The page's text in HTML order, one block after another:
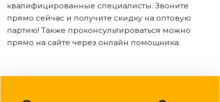
квалифицированные специалисты. Звоните
прямо сейчас и получите скидку на оптовую
партию! Также проконсультироваться можно
прямо на сайте через онлайн помощника.